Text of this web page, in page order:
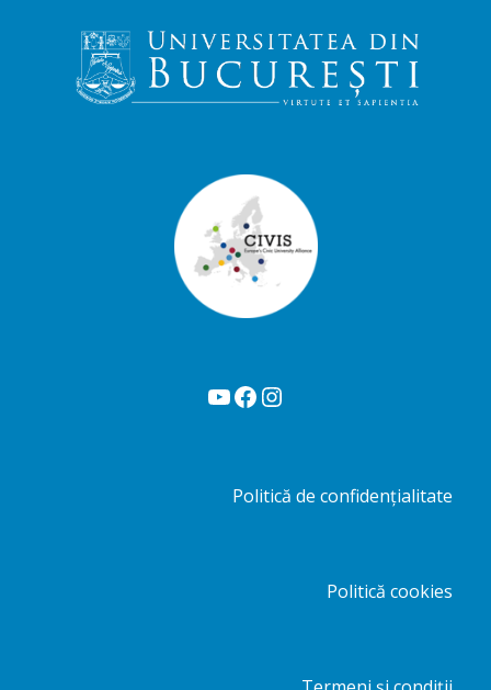
YouTube Facebook Instagram
Politică de confidențialitate
Politică cookies